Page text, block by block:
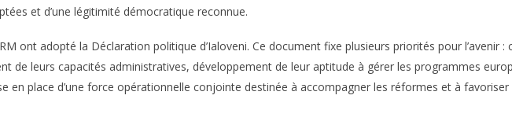
et d’une légitimité démocratique reconnue.
ont adopté la Déclaration politique d’Ialoveni. Ce document fixe plusieurs priorités pour l’avenir :
de leurs capacités administratives, développement de leur aptitude à gérer les programmes
en place d’une force opérationnelle conjointe destinée à accompagner les réformes et à favoriser